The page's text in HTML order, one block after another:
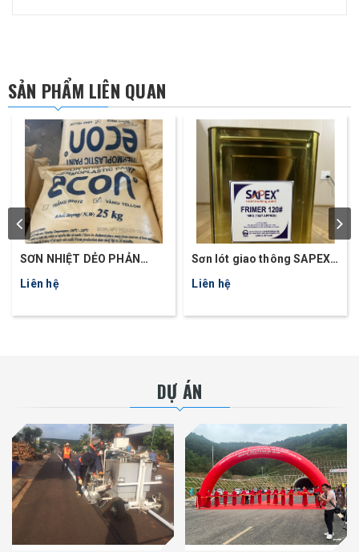
SẢN PHẨM LIÊN QUAN
SƠN NHIỆT DẺO PHẢN
QUANG ECON_BF
Liên hệ
Sơn lót giao thông SAPEX
FRIMER 120#
Liên hệ
DỰ ÁN